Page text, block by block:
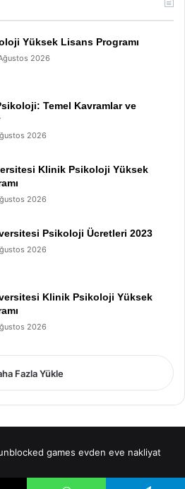
Yüksek Lisans Programı
2026
Temel Kavramlar ve
2026
Klinik Psikoloji Yüksek
2026
Psikoloji Ücretleri 2023
2026
Klinik Psikoloji Yüksek
2026
Fazla Yükle
games evden eve nakliyat